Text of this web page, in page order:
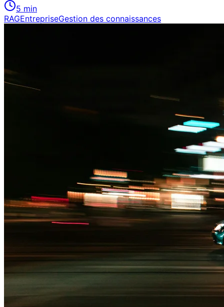
5 min
RAGEntrepriseGestion des connaissances